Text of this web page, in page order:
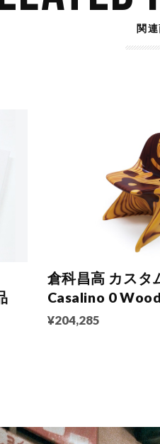
関
倉科昌高 カスタ
Casalino 0 Wood
¥204,285